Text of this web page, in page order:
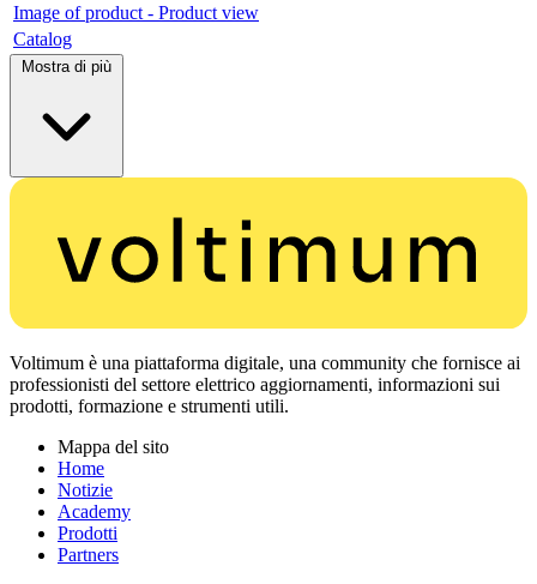
Image of product - Product view
Catalog
Mostra di più
Voltimum è una piattaforma digitale, una community che fornisce ai
professionisti del settore elettrico aggiornamenti, informazioni sui
prodotti, formazione e strumenti utili.
Mappa del sito
Home
Notizie
Academy
Prodotti
Partners